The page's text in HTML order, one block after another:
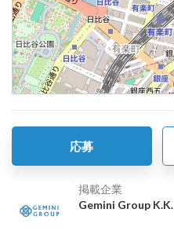
応募
掲載企業
Gemini Group K.K.